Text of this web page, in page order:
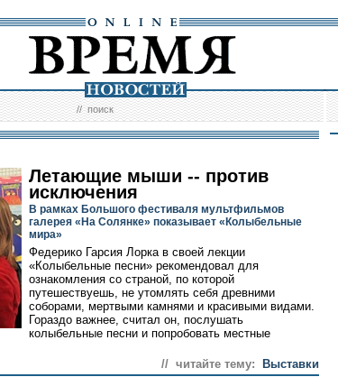
//поиск
Летающие мыши -- против
исключения
В рамках Большого фестиваля мультфильмов
галерея «На Солянке» показывает «Колыбельные
мира»
Федерико Гарсия Лорка в своей лекции
«Колыбельные песни» рекомендовал для
ознакомления со страной, по которой
путешествуешь, не утомлять себя древними
соборами, мертвыми камнями и красивыми видами.
Гораздо важнее, считал он, послушать
колыбельные песни и попробовать местные
// читайте тему: Выставки